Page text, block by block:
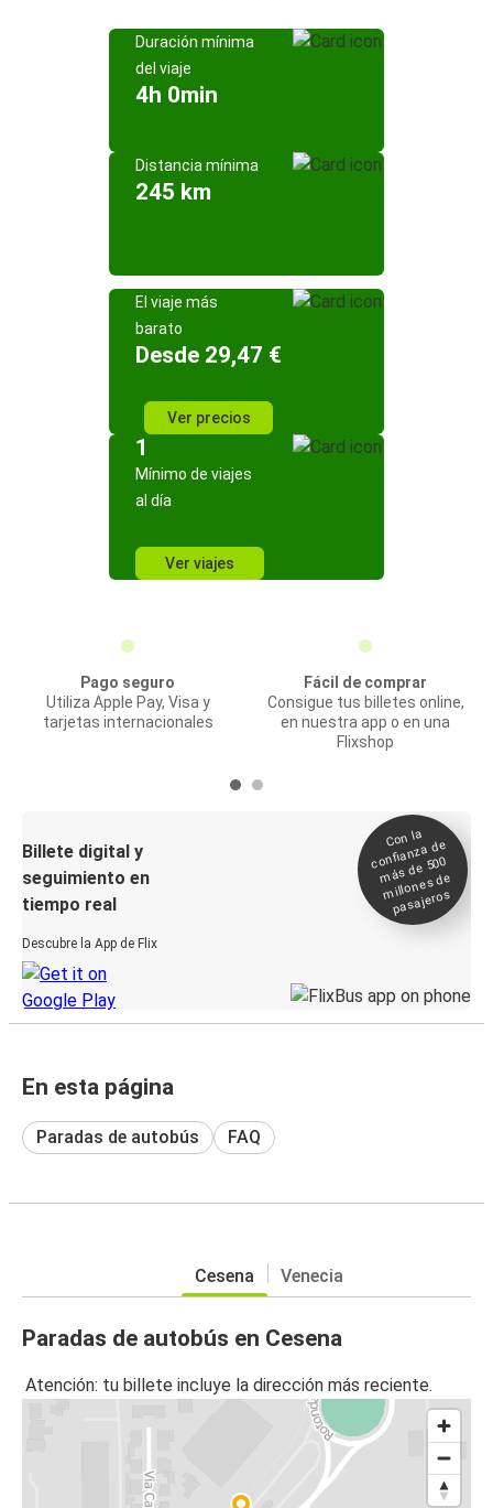
Duración mínima
del viaje
4h 0min
Distancia mínima
245 km
El viaje más
barato
Desde 29,47 €
Ver precios
1
Mínimo de viajes
al día
Ver viajes
Pago seguro
Utiliza Apple Pay, Visa y
tarjetas internacionales
Fácil de comprar
Consigue tus billetes online,
en nuestra app o en una
Flixshop
Billete digital y
seguimiento en
tiempo real
Descubre la App de Flix
Con la
confianza de
más de 500
millones de
pasajeros
En esta página
Paradas de autobús FAQ
Cesena Venecia
Paradas de autobús en Cesena
Atención: tu billete incluye la dirección más reciente.